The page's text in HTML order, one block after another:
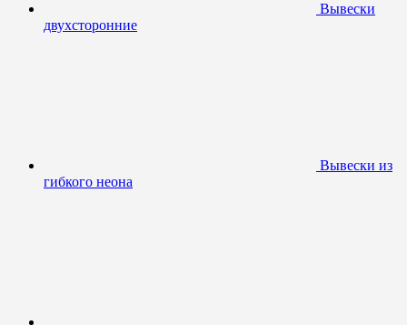
Вывески
двухсторонние
Вывески из
гибкого неона